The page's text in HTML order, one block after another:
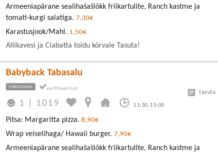
Armeeniapärane sealihašašlõkk friikartulite, Ranch kastme ja
tomati-kurgi salatiga. 7,30€
Karastusjook/Mahl. 1,50€
Allikavesi ja Ciabatta toidu kõrvale Tasuta!
Babyback Tabasalu
HARJUMAA
1 1019 11:30-15:00
tasuta
Pitsa: Margaritta pizza. 8,90€
Wrap veiselihaga/ Hawaii burger. 7,90€
Armeeniapärane sealihašašlõkk friikartulite, Ranch kastme ja